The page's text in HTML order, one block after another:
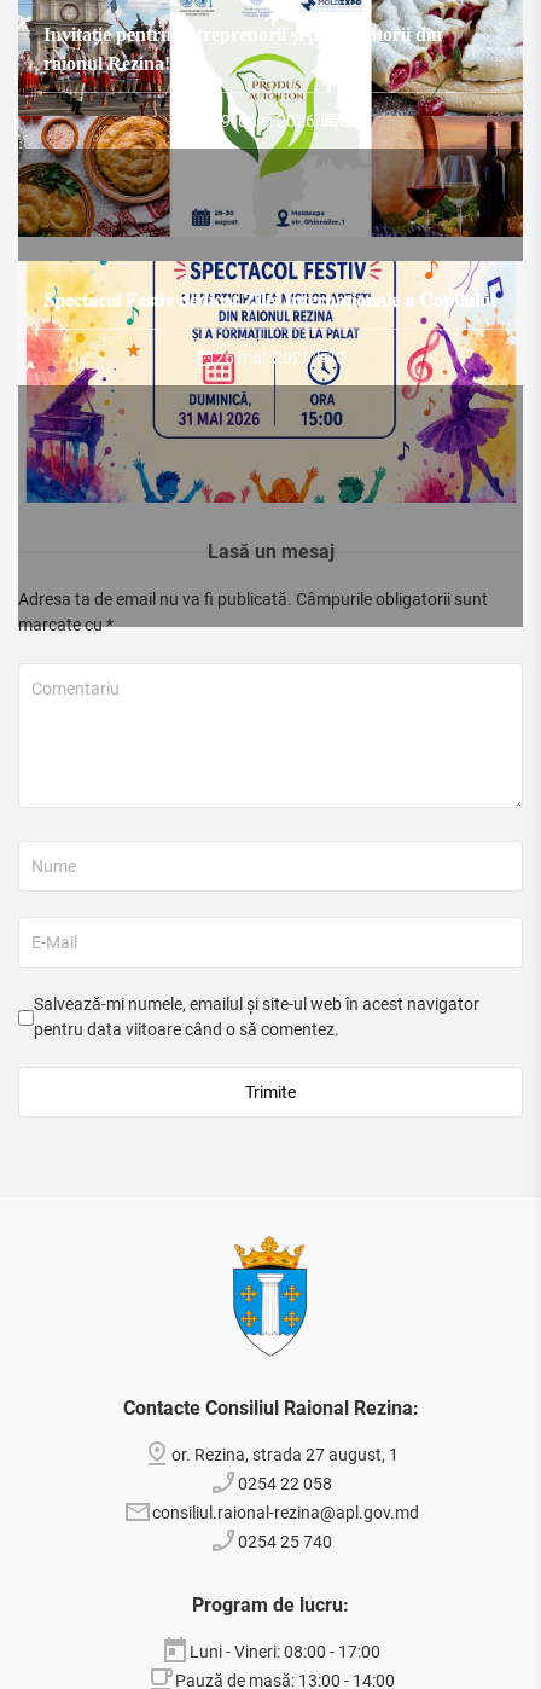
Invitație pentru antreprenorii și producătorii din
raionul Rezina!
29 iunie, 2026 0
𝐒𝐩𝐞𝐜𝐭𝐚𝐜𝐨𝐥 𝐅𝐞𝐬𝐭𝐢𝐯 𝐝𝐞𝐝𝐢𝐜𝐚𝐭 𝐙𝐢𝐥𝐞𝐢 𝐈𝐧𝐭𝐞𝐫𝐧𝐚ț𝐢𝐨𝐧𝐚𝐥𝐞 𝐚 𝐂𝐨𝐩𝐢𝐥𝐮𝐥𝐮𝐢
26 mai, 2026/ 0
Lasă un mesaj
Adresa ta de email nu va fi publicată. Câmpurile obligatorii sunt
marcate cu*
Salvează-mi numele, emailul și site-ul web în acest navigator
pentru data viitoare când o să comentez.
Contacte Consiliul Raional Rezina:
or. Rezina, strada 27 august, 1
0254 22 058
consiliul.raional-rezina@apl.gov.md
0254 25 740
Program de lucru:
Luni - Vineri: 08:00 - 17:00
Pauză de masă: 13:00 - 14:00